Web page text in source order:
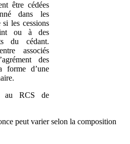
être cédées
dans les
si les cessions
ou à des
du cédant.
associés
des
forme d’une
RCS de
peut varier selon la composition